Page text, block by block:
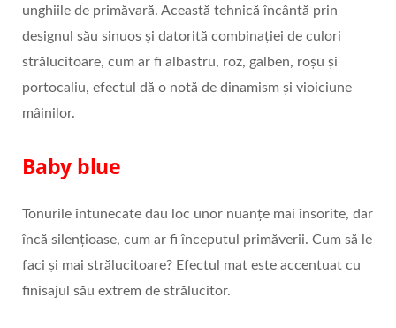
unghiile de primăvară. Această tehnică încântă prin
designul său sinuos și datorită combinației de culori
strălucitoare, cum ar fi albastru, roz, galben, roșu și
portocaliu, efectul dă o notă de dinamism și vioiciune
mâinilor.
Baby blue
Tonurile întunecate dau loc unor nuanțe mai însorite, dar
încă silențioase, cum ar fi începutul primăverii. Cum să le
faci și mai strălucitoare? Efectul mat este accentuat cu
finisajul său extrem de strălucitor.